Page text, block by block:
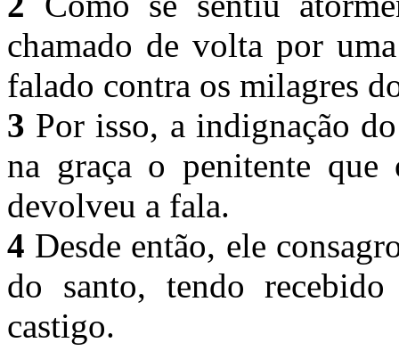
chamado de volta por
falado contra os milagres
3 Por isso, a indignação
na graça o penitente
devolveu a fala.
4 Desde então, ele
do santo, tendo
castigo.